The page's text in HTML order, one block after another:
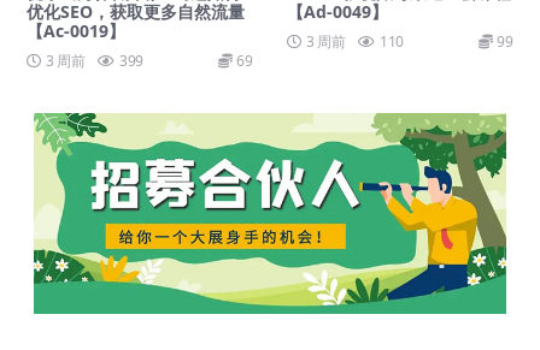
优化SEO，获取更多自然流量
【Ac-0019】
3 周前 399 69
【Ad-0049】
3 周前 110 99